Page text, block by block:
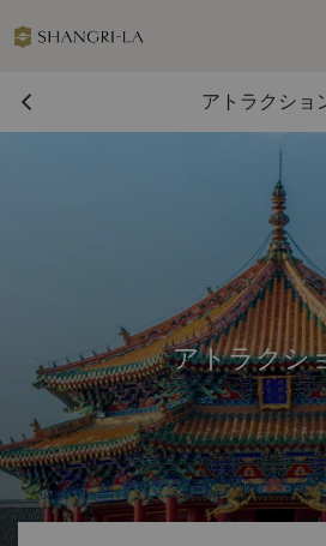
アトラクショ
アトラクシ